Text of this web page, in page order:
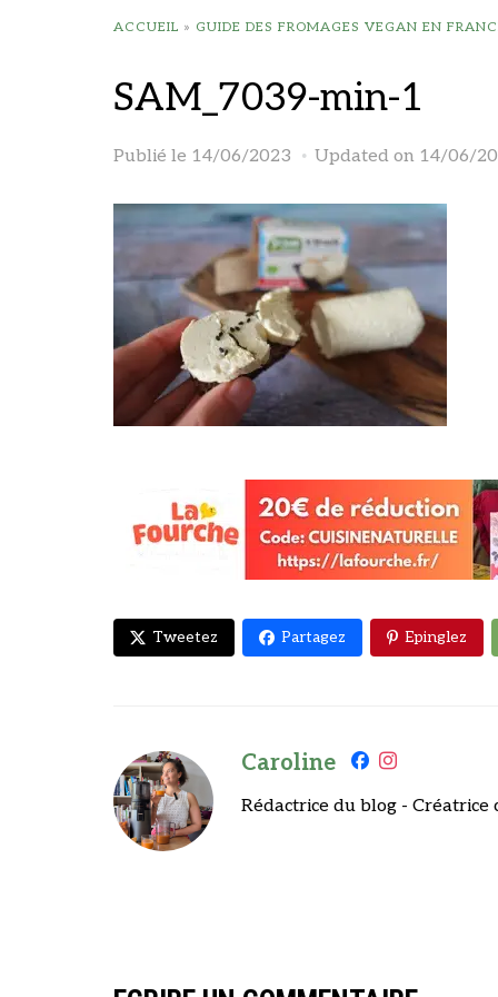
ACCUEIL » GUIDE DES FROMAGES VEGAN EN
SAM_7039-min-1
Publié le 14/06/2023 Updated on 14/06/
Tweetez Partagez Epinglez
Caroline
Rédactrice du blog -